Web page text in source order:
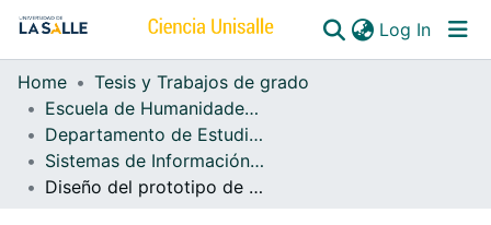
Log In
Communities & Collections
All of DSpace
Home
Tesis y Trabajos de grado
Escuela de Humanidades y Estudios Sociales
Departamento de Estudios de Información
Sistemas de Información, Bibliotecología y Archivística
Diseño del prototipo de un sistema para el buen uso de internet en las bibliotecas públicas y comunitarias de Bogotá e identificación de tipos documentales del Fondo Administración de Aguardientes a fines del Siglo XVIII